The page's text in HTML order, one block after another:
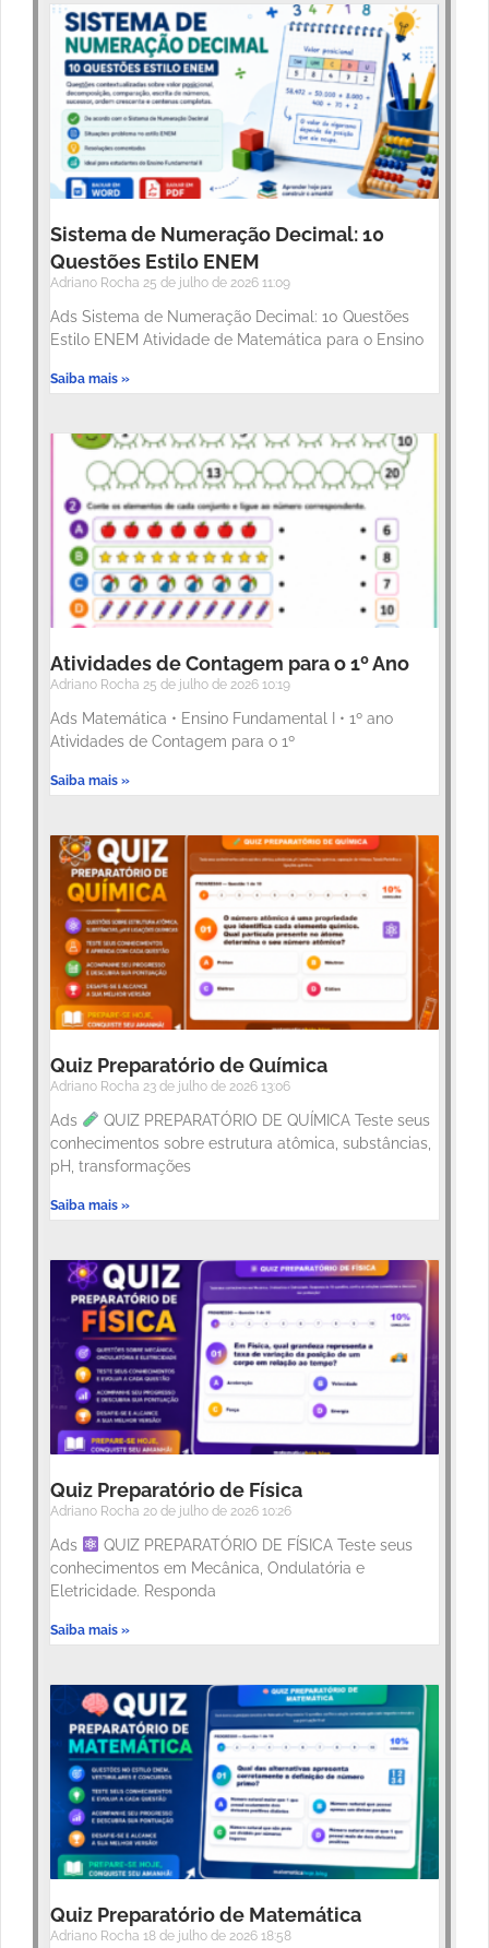
Sistema de Numeração Decimal: 10
Questões Estilo ENEM
Adriano Rocha 25 de julho de 2026 11:09
Ads Sistema de Numeração Decimal: 10 Questões
Estilo ENEM Atividade de Matemática para o Ensino
Saiba mais »
Atividades de Contagem para o 1º Ano
Adriano Rocha 25 de julho de 2026 10:19
Ads Matemática • Ensino Fundamental I • 1º ano
Atividades de Contagem para o 1º
Saiba mais »
Quiz Preparatório de Química
Adriano Rocha 23 de julho de 2026 13:06
Ads
QUIZ PREPARATÓRIO DE QUÍMICA Teste seus
conhecimentos sobre estrutura atômica, substâncias,
pH, transformações
Saiba mais »
Quiz Preparatório de Física
Adriano Rocha 20 de julho de 2026 10:26
Ads
QUIZ PREPARATÓRIO DE FÍSICA Teste seus
conhecimentos em Mecânica, Ondulatória e
Eletricidade. Responda
Saiba mais »
Quiz Preparatório de Matemática
Adriano Rocha 18 de julho de 2026 18:58